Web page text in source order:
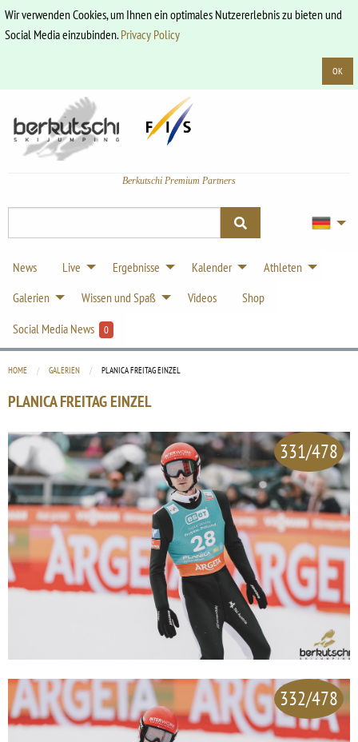
Wir verwenden Cookies, um Ihnen ein optimales Nutzererlebnis zu bieten und
Social Media einzubinden.Privacy Policy
OK
Berkutschi Premium Partners
News Live Ergebnisse Kalender
Athleten
Galerien
Wissen und Spaß Videos
Shop
Social Media News
0
HOME GALERIEN CURRENT:
PLANICA FREITAG EINZEL
PLANICA FREITAG EINZEL
331/478
332/478